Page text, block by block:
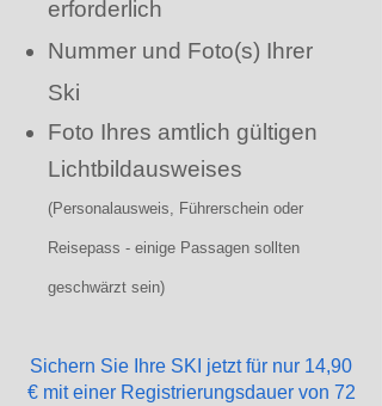
erforderlich
Nummer und Foto(s) Ihrer
Ski
Foto Ihres amtlich gültigen
Lichtbildausweises
(Personalausweis, Führerschein oder
Reisepass - einige Passagen sollten
geschwärzt sein)
Sichern Sie Ihre SKI jetzt für nur 14,90
€ mit einer Registrierungsdauer von 72